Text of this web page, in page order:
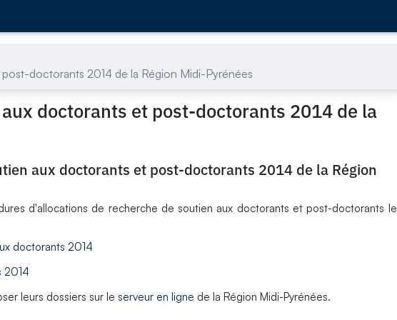
doctorants 2014 de la Région Midi-Pyrénées
doctorants et post-doctorants 2014 de la
aux doctorants et post-doctorants 2014 de la Région
d'allocations de recherche de soutien aux doctorants et post-doctorants le
doctorants 2014
2014
leurs dossiers sur le serveur en ligne de la Région Midi-Pyrénées.